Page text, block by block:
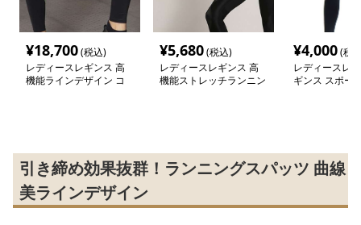
¥18,700(税込)
レディースレギンス 高
機能ラインデザイン コ
¥5,680(税込)
レディースレギンス 高
機能ストレッチランニン
¥4,000(税
レディースレ
ギンス スポー
引き締め効果抜群！ランニングスパッツ 曲線
美ラインデザイン